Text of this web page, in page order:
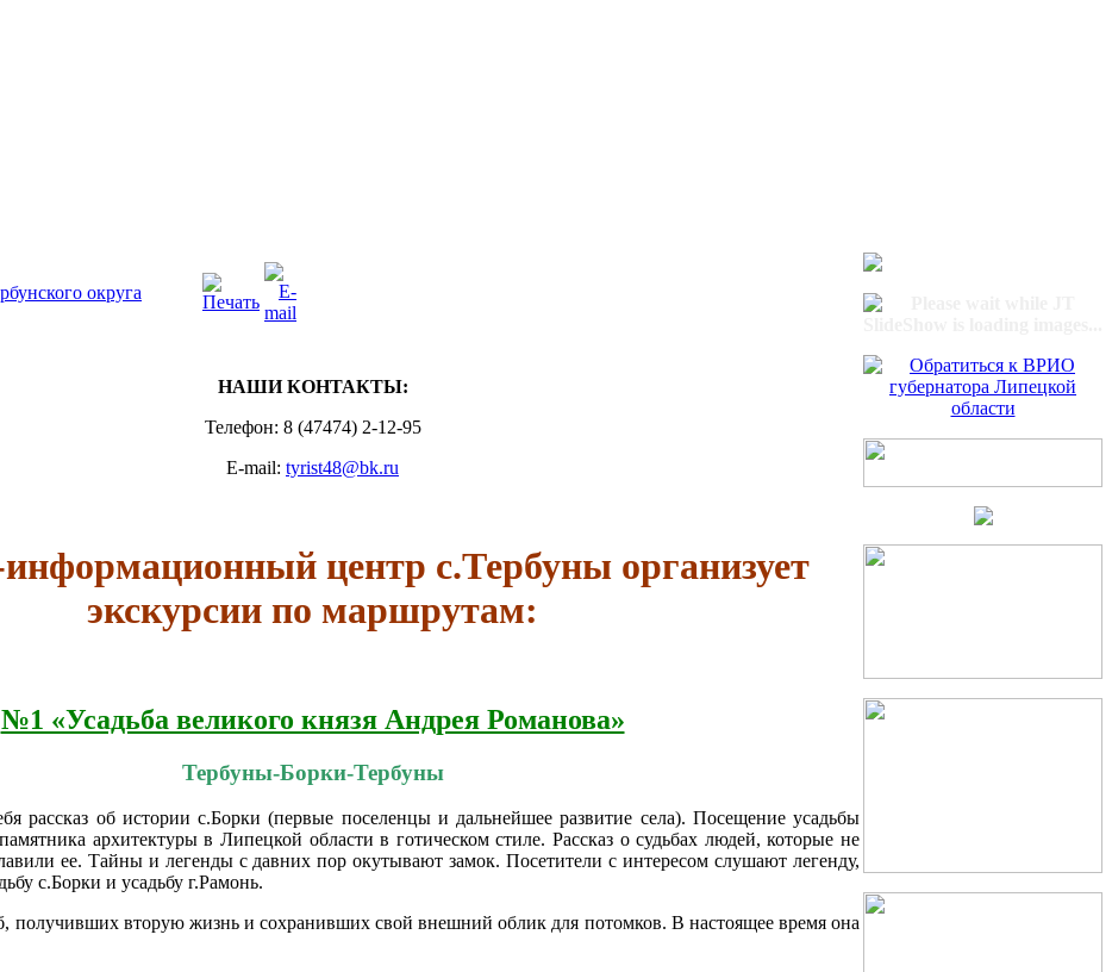
округа
НАШИ КОНТАКТЫ:
Телефон: 8 (47474) 2-12-95
E-mail: tyrist48@bk.ru
центр с.Тербуны организует
экскурсии по маршрутам:
№1 «Усадьба великого князя Андрея Романова»
Тербуны-Борки-Тербуны
рассказ об истории с.Борки (первые поселенцы и дальнейшее развитие села). Посещение усадьбы
архитектуры в Липецкой области в готическом стиле. Рассказ о судьбах людей, которые не
ее. Тайны и легенды с давних пор окутывают замок. Посетители с интересом слушают легенду,
с.Борки и усадьбу г.Рамонь.
получивших вторую жизнь и сохранивших свой внешний облик для потомков. В настоящее время она